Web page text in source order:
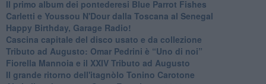
​Il primo album dei pontederesi Blue Parrot Fishes
Carletti e Youssou N'Dour dalla Toscana al Senegal
Happy Birthday, Garage Radio!
​Cascina capitale del disco usato e da collezione
Tributo ad Augusto: Omar Pedrini è “Uno di noi”
​Fiorella Mannoia e il XXIV Tributo ad Augusto
Il grande ritorno dell'itagnòlo Tonino Carotone